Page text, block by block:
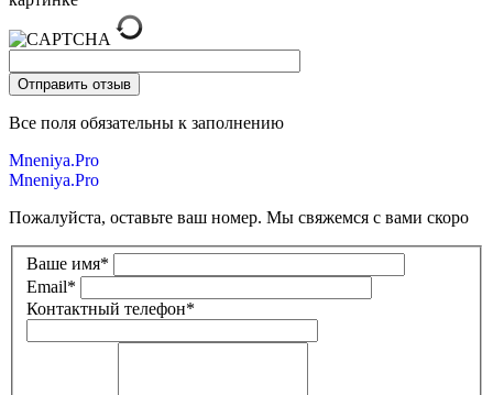
Все поля обязательны к заполнению
Mneniya.Pro
Mneniya.Pro
Пожалуйста, оставьте ваш номер. Мы свяжемся с вами скоро
Ваше имя*
Email*
Контактный телефон*